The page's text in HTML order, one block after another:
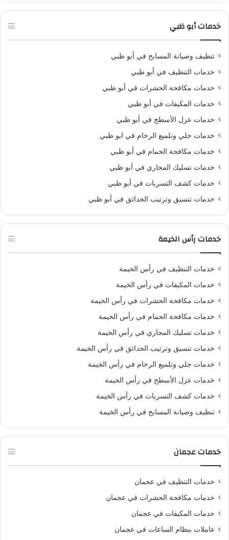
خدمات أبو ظبي
تنظيف وصيانة المسابح في أبو ظبي
خدمات التنظيف في أبو ظبي
خدمات مكافحة الحشرات في أبو ظبي
خدمات المكيفات في أبو ظبي
خدمات عزل الأسطح في أبو ظبي
خدمات جلي وتلميع الرخام في ابو ظبي
خدمات مكافحة الحمام في أبو ظبي
خدمات تسليك المجاري في أبو ظبي
خدمات كشف التسربات في أبو ظبي
خدمات تنسيق وترتيب الحدائق في أبو ظبي
خدمات رأس الخيمة
خدمات التنظيف في رأس الخيمة
خدمات المكيفات في رأس الخيمة
خدمات مكافحة الحشرات في رأس الخيمة
خدمات مكافحة الحمام في رأس الخيمة
خدمات تسليك المجاري في رأس الخيمة
خدمات تنسيق وترتيب الحدائق في رأس الخيمة
خدمات جلي وتلميع الرخام في رأس الخيمة
خدمات عزل الأسطح في رأس الخيمة
خدمات كشف التسربات في رأس الخيمة
تنظيف وصيانة المسابح في رأس الخيمة
خدمات عجمان
خدمات التنظيف في عجمان
خدمات مكافحة الحشرات في عجمان
خدمات المكيفات في عجمان
عاملات بنظام الساعات في عجمان